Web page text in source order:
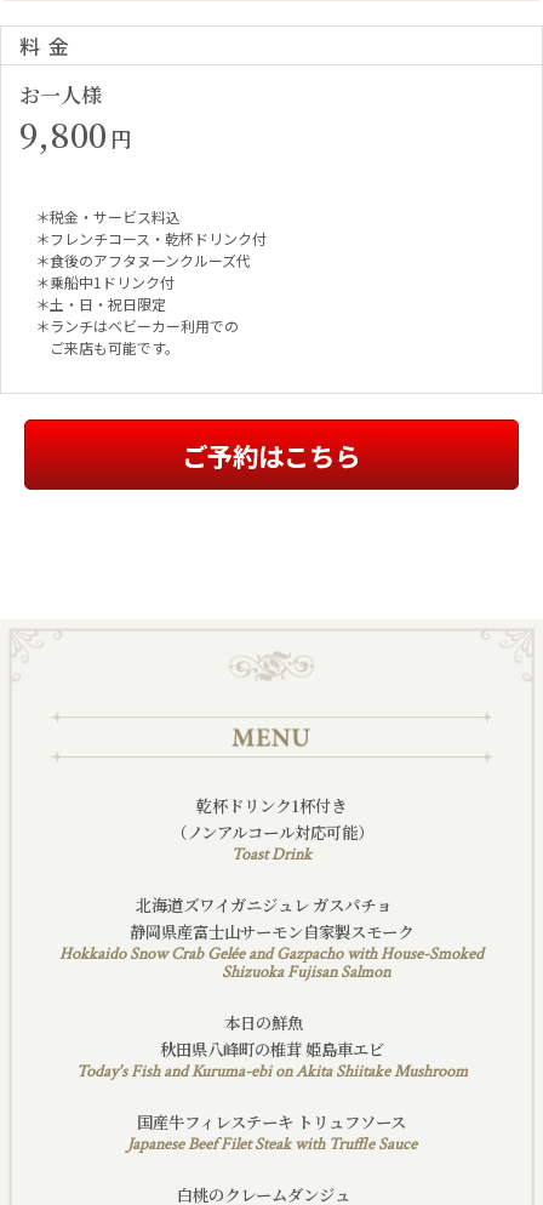
料金
お一人様
9,800 円
＊税金・サービス料込
＊フレンチコース・乾杯ドリンク付
＊食後のアフタヌーンクルーズ代
＊乗船中1ドリンク付
＊土・日・祝日限定
＊ランチはベビーカー利用での
ご来店も可能です。
ご予約はこちら
乾杯ドリンク1杯付き
（ノンアルコール対応可能）
Toast Drink
北海道ズワイガニジュレ ガスパチョ
静岡県産富士山サーモン自家製スモーク
Hokkaido Snow Crab Gelée and Gazpacho with House-Smoked
Shizuoka Fujisan Salmon
本日の鮮魚
秋田県八峰町の椎茸 姫島車エビ
Today's Fish and Kuruma-ebi on Akita Shiitake Mushroom
国産牛フィレステーキ トリュフソース
Japanese Beef Filet Steak with Truffle Sauce
白桃のクレームダンジュ